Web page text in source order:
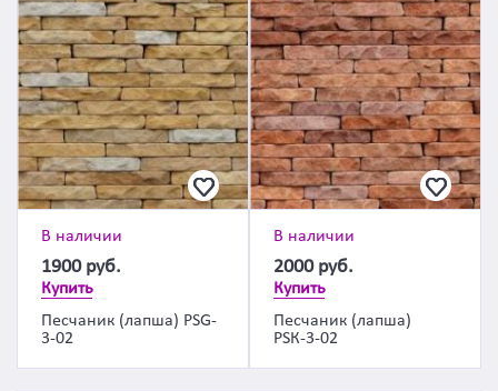
В наличии
1900 руб.
Купить
Песчаник (лапша) PSG-
3-02
В наличии
2000 руб.
Купить
Песчаник (лапша)
PSК-3-02